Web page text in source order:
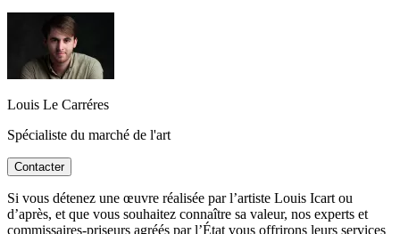
Louis Le Carréres
Spécialiste du marché de l'art
Contacter
Si vous détenez une œuvre réalisée par l’artiste Louis Icart ou
d’après, et que vous souhaitez connaître sa valeur, nos experts et
commissaires-priseurs agréés par l’État vous offrirons leurs services